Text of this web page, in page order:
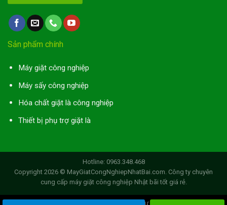
Sản phẩm chính
Máy giặt công nghiệp
Máy sấy công nghiệp
Hóa chất giặt là công nghiệp
Thiết bị phụ trợ giặt là
Hotline: 0963.348.468
Copyright 2026 © MayGiatCongNghiepNhatBai.com. Công ty chuyên
cung cấp máy giặt công nghiệp Nhật bãi tốt giá rẻ.
Chào mừng bạn đến với Giao diện web của Tư vấn giặt là công nghiệp